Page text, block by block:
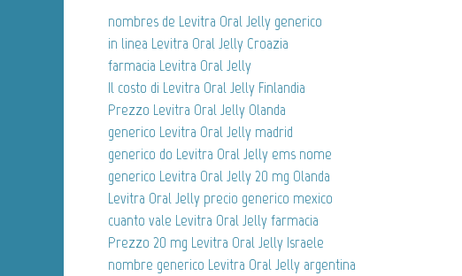
nombres de Levitra Oral Jelly generico
in linea Levitra Oral Jelly Croazia
farmacia Levitra Oral Jelly
Il costo di Levitra Oral Jelly Finlandia
Prezzo Levitra Oral Jelly Olanda
generico Levitra Oral Jelly madrid
generico do Levitra Oral Jelly ems nome
generico Levitra Oral Jelly 20 mg Olanda
Levitra Oral Jelly precio generico mexico
cuanto vale Levitra Oral Jelly farmacia
Prezzo 20 mg Levitra Oral Jelly Israele
nombre generico Levitra Oral Jelly argentina